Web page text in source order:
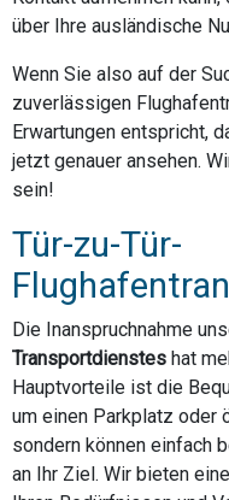
über Ihre ausländische
Wenn Sie also auf der
zuverlässigen
Erwartungen entspricht,
jetzt genauer ansehen.
sein!
Tür-zu-Tür-
Die Inanspruchnahme
Transportdienstes hat
Hauptvorteile ist die
um einen Parkplatz oder
sondern können einfach
an Ihr Ziel. Wir bieten